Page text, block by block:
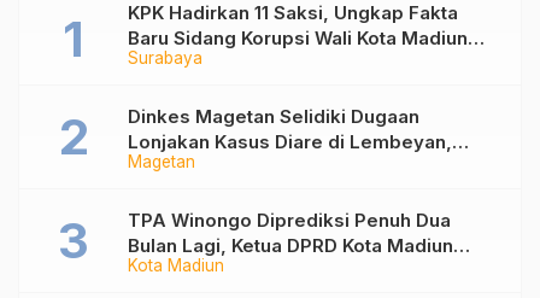
Surabaya
KPK Hadirkan 11 Saksi, Ungkap Fakta
Baru Sidang Korupsi Wali Kota Madiun
Nonaktif Maidi
Magetan
Dinkes Magetan Selidiki Dugaan
Lonjakan Kasus Diare di Lembeyan,
Lakukan Penyelidikan Epidemiologi
Kota Madiun
TPA Winongo Diprediksi Penuh Dua
Bulan Lagi, Ketua DPRD Kota Madiun
Desak Pemkot Percepat Penanganan